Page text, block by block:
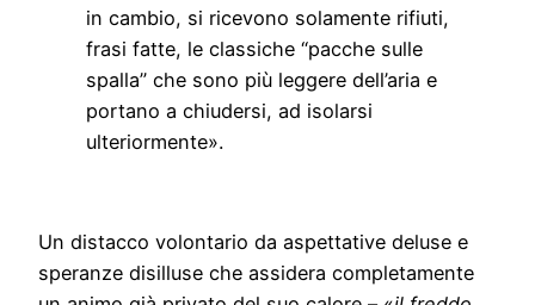
in cambio, si ricevono solamente rifiuti,
frasi fatte, le classiche “pacche sulle
spalla” che sono più leggere dell’aria e
portano a chiudersi, ad isolarsi
ulteriormente».
Un distacco volontario da aspettative deluse e
speranze disilluse che assidera completamente